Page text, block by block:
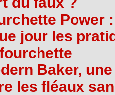
Power
jour les
Baker,
les fléaux